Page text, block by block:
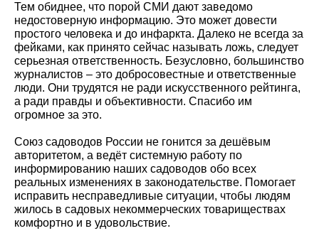
Тем обиднее, что порой СМИ дают заведомо
недостоверную информацию. Это может довести
простого человека и до инфаркта. Далеко не всегда за
фейками, как принято сейчас называть ложь, следует
серьезная ответственность. Безусловно, большинство
журналистов – это добросовестные и ответственные
люди. Они трудятся не ради искусственного рейтинга,
а ради правды и объективности. Спасибо им
огромное за это.
Союз садоводов России не гонится за дешёвым
авторитетом, а ведёт системную работу по
информированию наших садоводов обо всех
реальных изменениях в законодательстве. Помогает
исправить несправедливые ситуации, чтобы людям
жилось в садовых некоммерческих товариществах
комфортно и в удовольствие.